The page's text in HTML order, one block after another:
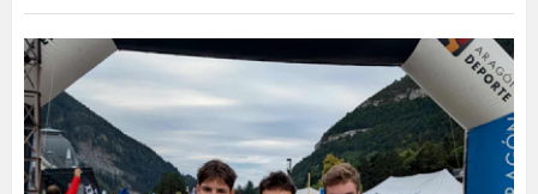
Didžiuojamės
2025
m.
gimnazijos
„arkangelu"!